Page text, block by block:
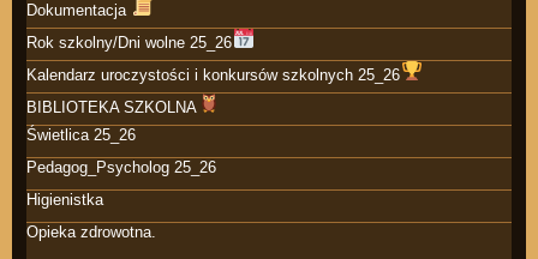
Dokumentacja
Rok szkolny/Dni wolne 25_26
Kalendarz uroczystości i konkursów szkolnych 25_26
BIBLIOTEKA SZKOLNA
Świetlica 25_26
Pedagog_Psycholog 25_26
Higienistka
Opieka zdrowotna.